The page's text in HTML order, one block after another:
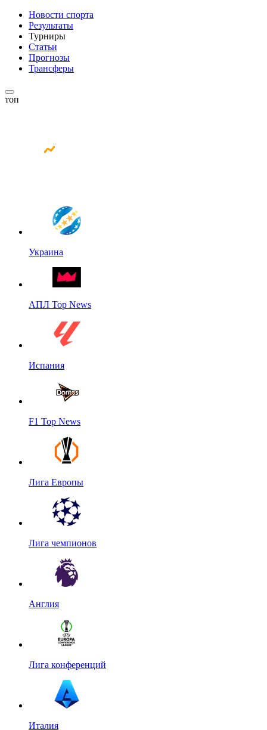
Новости спорта
Результаты
Турниры
Статьи
Прогнозы
Трансферы
топ
Украина
АПЛ Top News
Испания
F1 Top News
Лига Европы
Лига чемпионов
Англия
Лига конференций
Италия